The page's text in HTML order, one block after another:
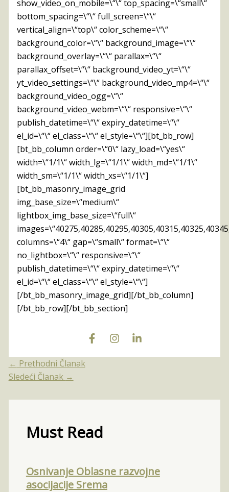
show_video_on_mobile=\“\“ top_spacing=\“small\“
bottom_spacing=\“\“ full_screen=\“\“
vertical_align=\“top\“ color_scheme=\“\“
background_color=\“\“ background_image=\“\“
background_overlay=\“\“ parallax=\“\“
parallax_offset=\“\“ background_video_yt=\“\“
yt_video_settings=\“\“ background_video_mp4=\“\“
background_video_ogg=\“\“
background_video_webm=\“\“ responsive=\“\“
publish_datetime=\“\“ expiry_datetime=\“\“
el_id=\“\“ el_class=\“\“ el_style=\“\“][bt_bb_row]
[bt_bb_column order=\“0\“ lazy_load=\“yes\“
width=\“1/1\“ width_lg=\“1/1\“ width_md=\“1/1\“
width_sm=\“1/1\“ width_xs=\“1/1\“]
[bt_bb_masonry_image_grid
img_base_size=\“medium\“
lightbox_img_base_size=\“full\“
columns=\“4\“ gap=\“small\“ format=\“\“
no_lightbox=\“\“ responsive=\“\“
publish_datetime=\“\“ expiry_datetime=\“\“
el_id=\“\“ el_class=\“\“ el_style=\“\“]
[/bt_bb_masonry_image_grid][/bt_bb_column]
[/bt_bb_row][/bt_bb_section]
← Prethodni Članak
Sledeći Članak →
Must Read
Osnivanje Oblasne razvojne
asocijacije Srema